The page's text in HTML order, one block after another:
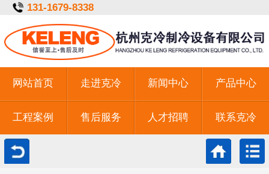
131-1679-8338
网站首页 走进克冷 新闻中心 产品中心
工程案例 售后服务 人才招聘 联系克冷
一键拨号